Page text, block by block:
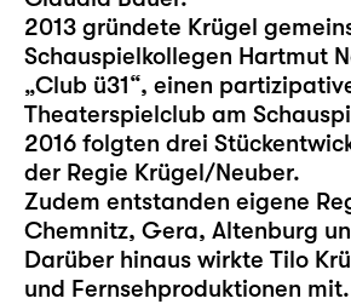
2013 gründete Krügel
Schauspielkollegen Hartmut
„Club ü31“, einen
Theaterspielclub am
2016 folgten drei
der Regie Krügel/Neuber.
Zudem entstanden eigene
Chemnitz, Gera, Altenburg
Darüber hinaus wirkte Tilo
und Fernsehproduktionen mit.